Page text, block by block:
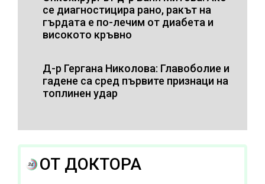
се диагностицира рано, ракът на
гърдата е по-лечим от диабета и
високото кръвно
Д-р Гергана Николова: Главоболие и
гадене са сред първите признаци на
топлинен удар
ОТ ДОКТОРА